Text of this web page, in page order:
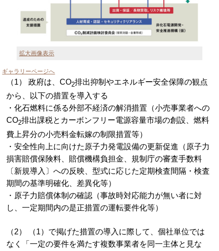
拡大画像表示
ギャラリーページへ
（1） 政府は、CO2排出抑制やエネルギー安全保障の観点
から、以下の措置を導入する
・化石燃料に係る外部不経済の解消措置（小売事業者への
CO2排出課税とカーボンフリー電源容量市場の創設、燃料
費上昇分の小売料金転嫁の制限措置等）
・安全性向上に向けた原子力発電設備の更新促進（原子力
損害賠償保険料、賠償機構負担金、規制庁の審査手数料
〔新規導入〕への反映、型式に応じた定期検査間隔・検査
期間の基準明確化、差異化等）
・原子力賠償体制の確認（事故時対応能力が無い者に対
し、一定期間内の是正措置の運転要件化等）
（2） （1）で掲げた措置の導入に際して、個社単位では
なく「一定の要件を満たす複数事業者を同一主体と見な